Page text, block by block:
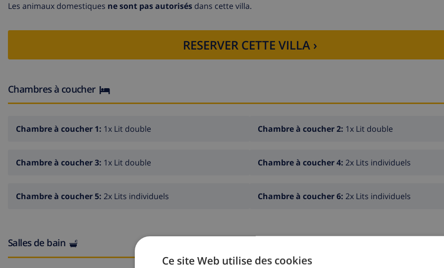
Les animaux domestiques ne sont pas autorisés dans cette villa.
RESERVER CETTE VILLA ›
Chambres à coucher
Chambre à coucher 1: 1x Lit double Chambre à coucher 2: 1x Lit double
Chambre à coucher 3: 1x Lit double Chambre à coucher 4: 2x Lits individuels
Chambre à coucher 5: 2x Lits individuels Chambre à coucher 6: 2x Lits individuels
Salles de bain
Ce site Web utilise des cookies